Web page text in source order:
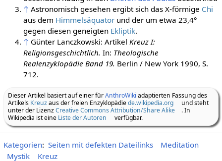
↑ Astronomisch gesehen ergibt sich das X-förmige Chi
aus dem Himmelsäquatorund der um etwa 23,4°
gegen diesen geneigten Ekliptik.
↑ Günter Lanczkowski: Artikel Kreuz I:
Religionsgeschichtlich. In: Theologische
Realenzyklopädie Band 19. Berlin / New York 1990, S.
712.
Dieser Artikel basiert auf einer fürAnthroWiki adaptierten Fassung des
Artikels Kreuzaus der freien Enzyklopädiede.wikipedia.org
und steht
unter der LizenzCreative Commons Attribution/Share Alike
. In
Wikipedia ist eine Liste der Autoren verfügbar.
Kategorien: Seiten mit defekten Dateilinks
Meditation
Mystik
Kreuz